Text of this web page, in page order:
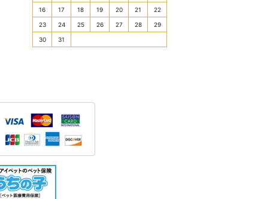
16 17 18 19 20 21 22
23 24 25 26 27 28 29
30 31